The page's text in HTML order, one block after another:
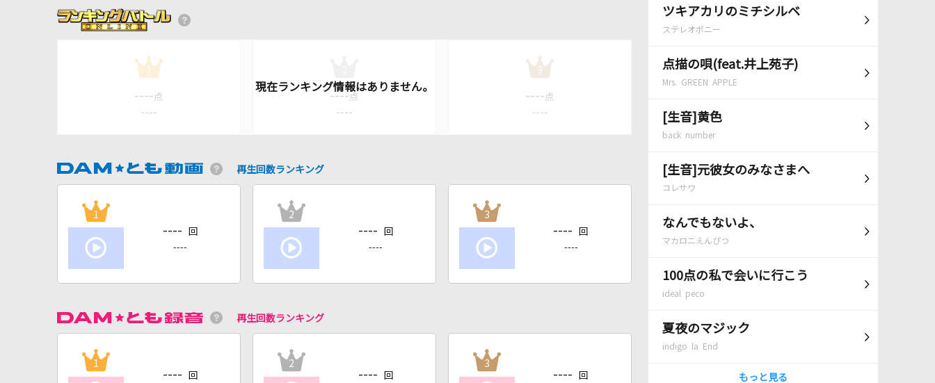
ツキアカリのミチシルベ
ステレオポニー
点描の唄(feat.井上苑子)
Mrs. GREEN APPLE
[生音]黄色
back number
[生音]元彼女のみなさまへ
コレサワ
なんでもないよ、
マカロニえんぴつ
100点の私で会いに行こう
ideal peco
夏夜のマジック
indigo la End
もっと見る
1
---- 点
----
---- 点
----
3
---- 点
----
再生回数ランキング
1
---- 回
----
2
---- 回
----
3
---- 回
----
再生回数ランキング
1
---- 回
2
---- 回
3
---- 回